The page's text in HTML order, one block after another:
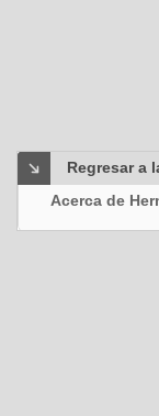
Regresar a
Acerca de